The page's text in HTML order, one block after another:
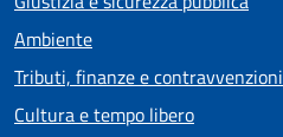
Ambiente
Tributi, finanze e contravvenzioni
Cultura e tempo libero